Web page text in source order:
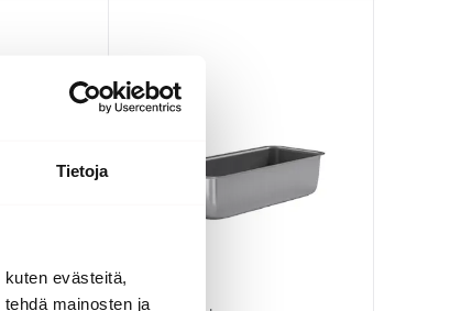
Tietoja
evästeitä,
mainosten ja